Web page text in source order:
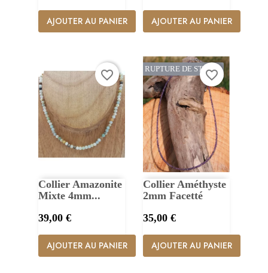
AJOUTER AU PANIER AJOUTER AU PANIER
Collier Amazonite
Mixte 4mm...
Prix
39,00 €
AJOUTER AU PANIER
favorite_border RUPTURE DE STOCK
Collier Améthyste
2mm Facetté
Prix
35,00 €
AJOUTER AU PANIER
favorite_border